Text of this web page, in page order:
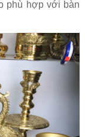
phù hợp với bàn